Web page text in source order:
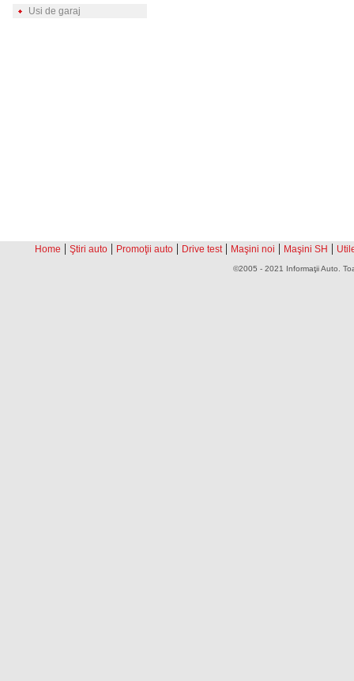
Usi de garaj
Home | Ştiri auto | Promoţii auto | Drive test | Maşini noi | Maşini SH |
©2005 - 2021 Informaţii Auto.